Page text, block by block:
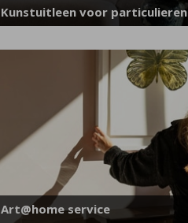
Kunstuitleen voor particulieren
Art@home service